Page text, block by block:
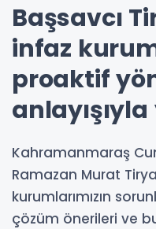
Başsavcı
infaz
proaktif
Kahramanmaraş
Ramazan Murat
kurumlarımızın
çözüm önerileri ve